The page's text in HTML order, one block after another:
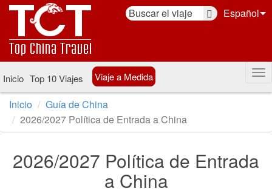
Español
Inicio Top 10 Viajes Viaje a Medida
Inicio
Guía de China
2026/2027 Política de Entrada a China
2026/2027 Política de Entrada
a China